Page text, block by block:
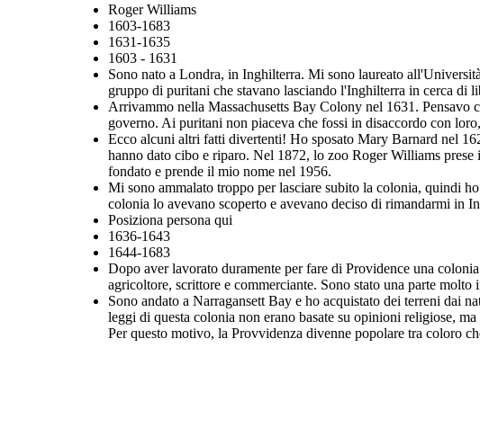
Roger Williams
1603-1683
1631-1635
1603 - 1631
Sono nato a Londra, in Inghilterra. Mi sono laureato
gruppo di puritani che stavano lasciando l'Inghilterra in cerca di
Arrivammo nella Massachusetts Bay Colony nel 1631. Pensavo
governo. Ai puritani non piaceva che fossi in disaccordo con
Ecco alcuni altri fatti divertenti! Ho sposato Mary Barnard nel
hanno dato cibo e riparo. Nel 1872, lo zoo Roger Williams
fondato e prende il mio nome nel 1956.
Mi sono ammalato troppo per lasciare subito la colonia, quindi
colonia lo avevano scoperto e avevano deciso di rimandarmi in
Posiziona persona qui
1636-1643
1644-1683
Dopo aver lavorato duramente per fare di Providence una
agricoltore, scrittore e commerciante. Sono stato una parte
Sono andato a Narragansett Bay e ho acquistato dei terreni dai
leggi di questa colonia non erano basate su opinioni religiose,
Per questo motivo, la Provvidenza divenne popolare tra coloro